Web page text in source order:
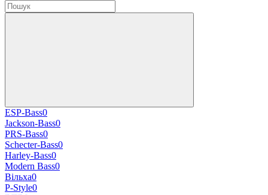
ESP-Bass0
Jackson-Bass0
PRS-Bass0
Schecter-Bass0
Harley-Bass0
Modern Bass0
Вільха0
P-Style0